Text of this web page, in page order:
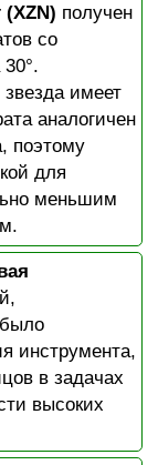
получен
со
звезда имеет
аналогичен
поэтому
для
меньшим
инструмента,
в задачах
высоких